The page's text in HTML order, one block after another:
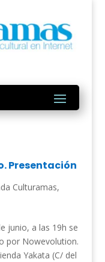
Presentación
Culturamas,
junio, a las 19h se
por Nowevolution.
Yakata (C/ del